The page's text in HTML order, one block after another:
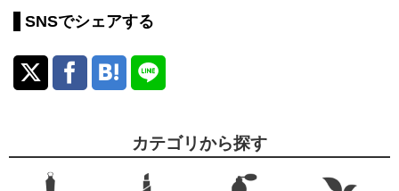
SNSでシェアする
カテゴリから探す